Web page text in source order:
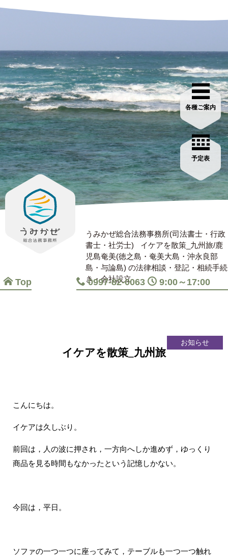
Top 0997-82-0063 9:00～17:00
各種ご案内
予定表
うみかぜ総合法務事務所(司法書士・行政
書士・社労士)
イケアを散策_九州旅/鹿
児島奄美(徳之島・奄美大島・沖永良部
島・与論島) の法律相談・登記・相続手続
き・会社設立
イケアを散策_九州旅
お知らせ
こんにちは。
イケアは久しぶり。
前回は，人の波に押され，一方向へしか進めず，ゆっくり
商品を見る時間もなかったという記憶しかない。
今回は，平日。
ソファの一つ一つに座ってみて，テーブルも一つ一つ触れ